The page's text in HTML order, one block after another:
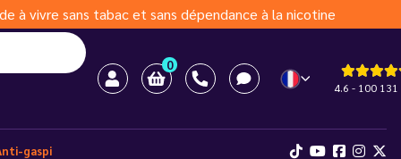
à vivre sans tabac et sans dépendance à la nicotine
0
4.6 - 100 131
gaspi